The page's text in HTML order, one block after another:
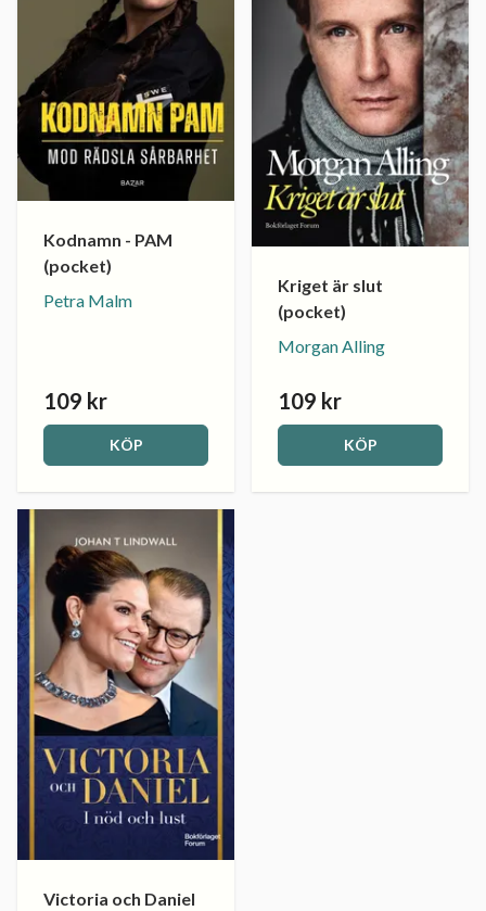
Kodnamn - PAM
(pocket)
Petra Malm
109 kr
KÖP
Kriget är slut
(pocket)
Morgan Alling
109 kr
KÖP
Victoria och Daniel